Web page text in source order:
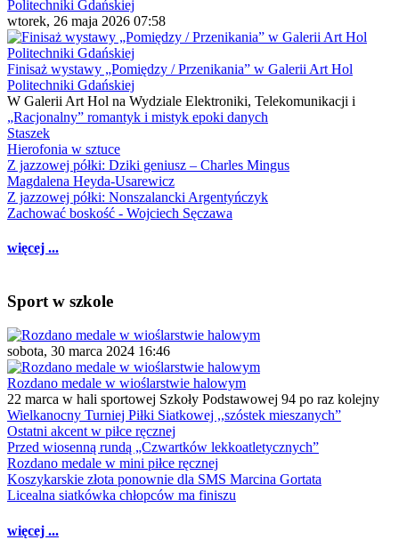
wtorek, 26 maja 2026 07:58
Finisaż wystawy „Pomiędzy / Przenikania” w Galerii Art Hol
Politechniki Gdańskiej
W Galerii Art Hol na Wydziale Elektroniki, Telekomunikacji i
„Racjonalny” romantyk i mistyk epoki danych
Staszek
Hierofonia w sztuce
Z jazzowej półki: Dziki geniusz – Charles Mingus
Magdalena Heyda-Usarewicz
Z jazzowej półki: Nonszalancki Argentyńczyk
Zachować boskość - Wojciech Sęczawa
więcej ...
Sport w szkole
sobota, 30 marca 2024 16:46
Rozdano medale w wioślarstwie halowym
22 marca w hali sportowej Szkoły Podstawowej 94 po raz kolejny
Wielkanocny Turniej Piłki Siatkowej ,,szóstek mieszanych”
Ostatni akcent w piłce ręcznej
Przed wiosenną rundą „Czwartków lekkoatletycznych”
Rozdano medale w mini piłce ręcznej
Koszykarskie złota ponownie dla SMS Marcina Gortata
Licealna siatkówka chłopców ma finiszu
więcej ...